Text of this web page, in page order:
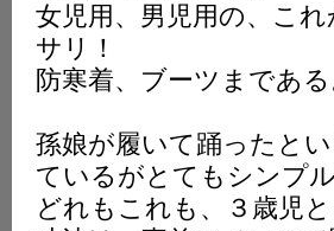
女児用、男児用の、こ
サリ！
防寒着、ブーツまである
孫娘が履いて踊ったと
ているがとてもシンプル
どれもこれも、３歳児